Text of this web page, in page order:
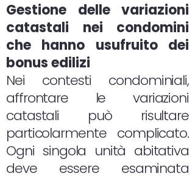
Gestione delle variazioni
catastali nei condomini
che hanno usufruito dei
bonus edilizi
Nei contesti condominiali,
affrontare le variazioni
catastali può risultare
particolarmente complicato.
Ogni singola unità abitativa
deve essere esaminata